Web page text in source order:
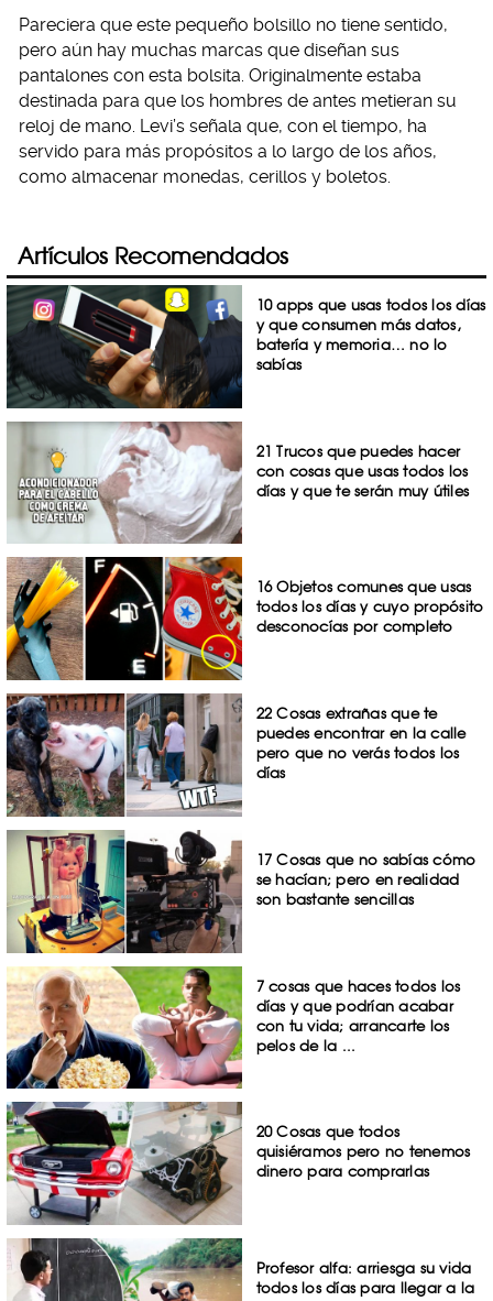
Pareciera que este pequeño bolsillo no tiene sentido,
pero aún hay muchas marcas que diseñan sus
pantalones con esta bolsita. Originalmente estaba
destinada para que los hombres de antes metieran su
reloj de mano. Levi’s señala que, con el tiempo, ha
servido para más propósitos a lo largo de los años,
como almacenar monedas, cerillos y boletos.
Artículos Recomendados
10 apps que usas todos los días
y que consumen más datos,
batería y memoria… no lo
sabías
21 Trucos que puedes hacer
con cosas que usas todos los
días y que te serán muy útiles
16 Objetos comunes que usas
todos los días y cuyo propósito
desconocías por completo
22 Cosas extrañas que te
puedes encontrar en la calle
pero que no verás todos los
días
17 Cosas que no sabías cómo
se hacían; pero en realidad
son bastante sencillas
7 cosas que haces todos los
días y que podrían acabar
con tu vida; arrancarte los
pelos de la ...
20 Cosas que todos
quisiéramos pero no tenemos
dinero para comprarlas
Profesor alfa: arriesga su vida
todos los días para llegar a la